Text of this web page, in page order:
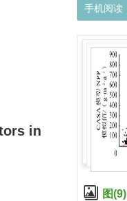
in
手机阅读
图(9)